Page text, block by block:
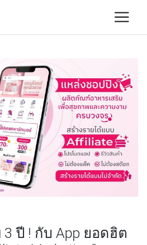
ปี ! กับ App ยอดฮิต